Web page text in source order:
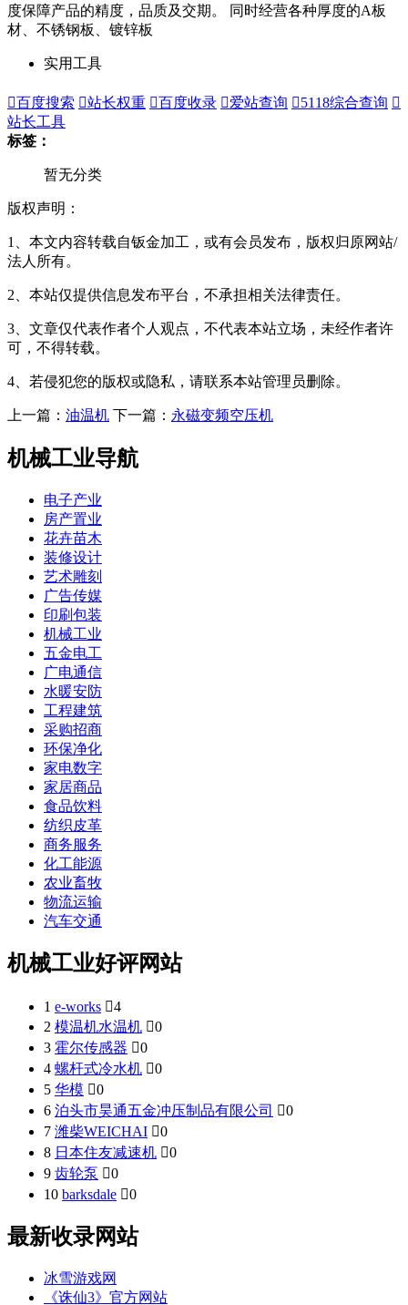
度保障产品的精度，品质及交期。 同时经营各种厚度的A板
材、不锈钢板、镀锌板
实用工具
百度搜索 站长权重 百度收录 爱站查询 5118综合查询 
站长工具
标签：
暂无分类
版权声明：
1、本文内容转载自钣金加工，或有会员发布，版权归原网站/
法人所有。
2、本站仅提供信息发布平台，不承担相关法律责任。
3、文章仅代表作者个人观点，不代表本站立场，未经作者许
可，不得转载。
4、若侵犯您的版权或隐私，请联系本站管理员删除。
上一篇： 油温机 下一篇： 永磁变频空压机
机械工业导航
电子产业
房产置业
花卉苗木
装修设计
艺术雕刻
广告传媒
印刷包装
机械工业
五金电工
广电通信
水暖安防
工程建筑
采购招商
环保净化
家电数字
家居商品
食品饮料
纺织皮革
商务服务
化工能源
农业畜牧
物流运输
汽车交通
机械工业好评网站
1 e-works 4
2 模温机水温机 0
3 霍尔传感器 0
4 螺杆式冷水机 0
5 华模 0
6 泊头市昊通五金冲压制品有限公司 0
7 潍柴WEICHAI 0
8 日本住友减速机 0
9 齿轮泵 0
10 barksdale 0
最新收录网站
冰雪游戏网
《诛仙3》官方网站